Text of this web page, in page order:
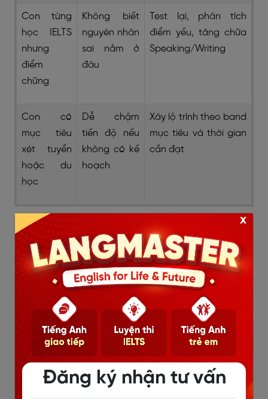
Con từng
học IELTS
nhưng
điểm
chững
Không biết
nguyên nhân
sai nằm ở
đâu
Test lại, phân tích
điểm yếu, tăng chữa
Speaking/Writing
Con có
mục tiêu
xét tuyển
hoặc du
học
Dễ chậm
tiến độ nếu
không có kế
hoạch
Xây lộ trình theo band
mục tiêu và thời gian
cần đạt
Từ bảng trên có thể thấy, câu hỏi đúng không phải là
“con có nên học IELTS hè không”, mà là “con nên bắt
đầu từ đâu trong hè này”. Đây cũng là lý do bài test
đầu vào rất quan trọng.
Một bài test IELTS đầu vào nên giúp phụ huynh biết:
Con đang ở mức nào ở từng kỹ năng Listening,
Speaking, Reading, Writing.
Con yếu nền tảng hay yếu kỹ năng làm bài.
Đăng ký nhận tư vấn
x